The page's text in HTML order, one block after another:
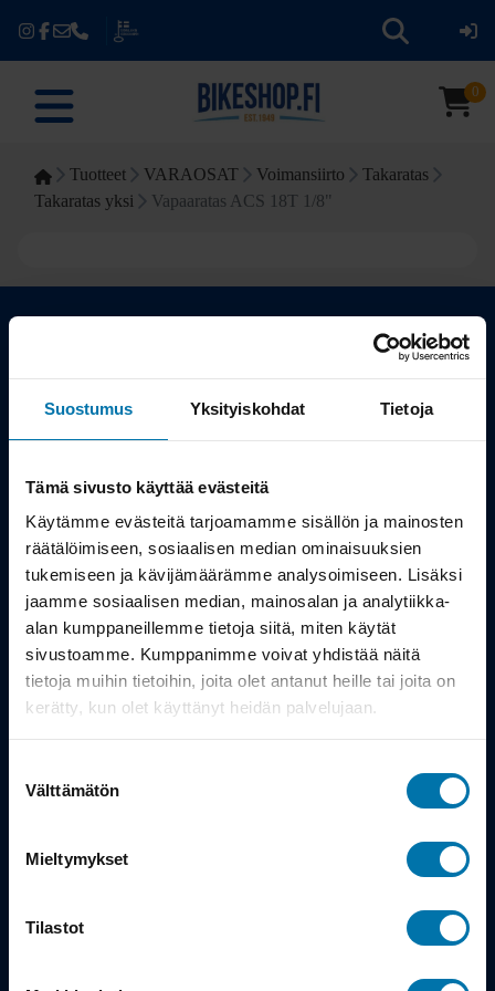
Suostumus Yksityiskohdat Tietoja
Tämä sivusto käyttää evästeitä
Käytämme evästeitä tarjoamamme sisällön ja mainosten
räätälöimiseen, sosiaalisen median ominaisuuksien
tukemiseen ja kävijämäärämme analysoimiseen. Lisäksi
jaamme sosiaalisen median, mainosalan ja analytiikka-
alan kumppaneillemme tietoja siitä, miten käytät
sivustoamme. Kumppanimme voivat yhdistää näitä
tietoja muihin tietoihin, joita olet antanut heille tai joita on
kerätty, kun olet käyttänyt heidän palvelujaan.
valinta
Välttämätön
Mieltymykset
Tilastot
0
Tuotteet VARAOSAT Voimansiirto
Takaratas
Takaratas yksi
Vapaaratas ACS 18T 1/8"
Kauppa
Työsuhdepyörä
Info
Toimitus
Takuu ja palautukset